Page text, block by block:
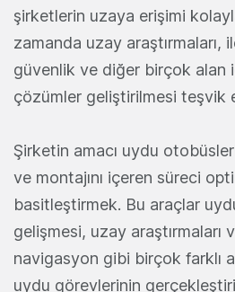
şirketlerin uzaya erişimi
zamanda uzay araştırmaları,
güvenlik ve diğer birçok alan
çözümler geliştirilmesi teşvik
Şirketin amacı uydu
ve montajını içeren süreci
basitleştirmek. Bu araçlar
gelişmesi, uzay araştırmaları
navigasyon gibi birçok farklı
uydu görevlerinin